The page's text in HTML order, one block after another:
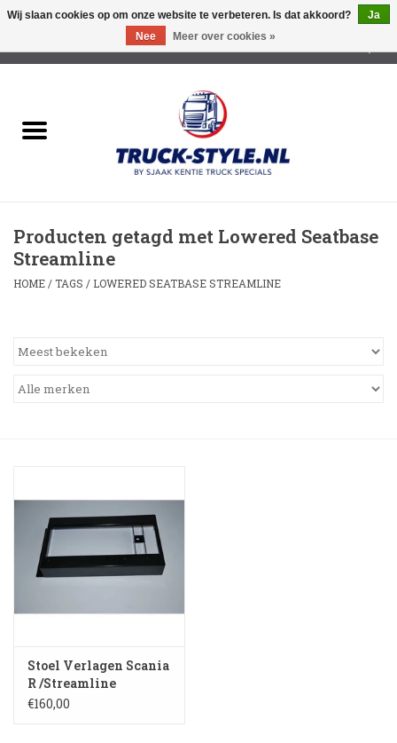
Lichtreclame Led
Led Triple Sign
Zonnekleppen
Dakrek /Imperiaal
Stoel Verlagen
Klompen
Shop
Producten getagd met Lowered Seatbase
Streamline
HOME /TAGS / LOWERED SEATBASE STREAMLINE
Stoel Verlagen Scania
R /Streamline
(medium)
€160,00
Wij slaan cookies op om onze website te verbeteren. Is dat akkoord?
Ja
Nee
Meer over cookies »